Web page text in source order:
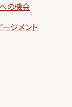
の機会
ジメント